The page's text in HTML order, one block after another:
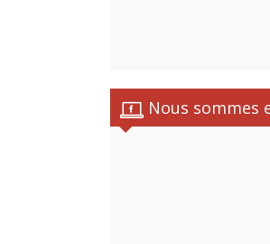
Nous sommes